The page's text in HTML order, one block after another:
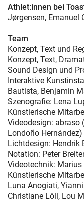
Athlet:innen bei
Jørgensen, Emanuel
Team
Konzept, Text und
Konzept, Text,
Sound Design und
Interaktive
Bautista, Benjamin
Szenografie: Lena
Künstlerische
Videodesign: abraso
Londoño Hernández)
Lichtdesign: Hendrik
Notation: Peter
Videotechnik: Marius
Künstlerische
Luna Anogiati,
Christiane Löll, Lou